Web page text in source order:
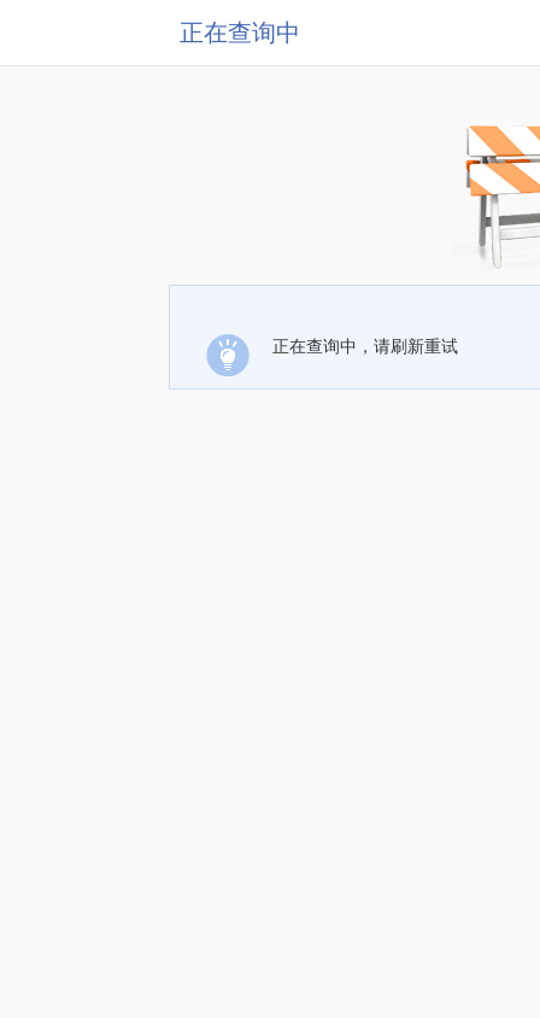
正在查询中
正在查询中，请刷新重试